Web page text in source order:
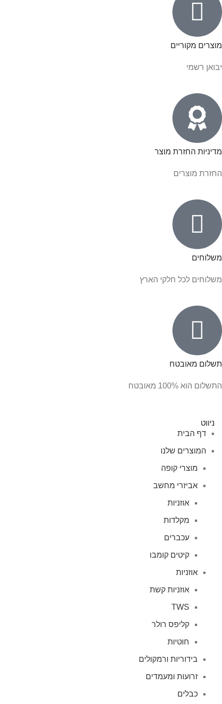
מוצרים מקוריים
יבואן רשמי
מדיניות החזרת מוצר
החזרת מוצרים
משלוחים
משלוחים לכל חלקי הארץ
תשלום מאובטח
התשלום הוא 100% מאובטח
ניווט
דף הבית
המוצרים שלנו
מוצרי קופה
אביזרי מחשב
אוזניות
מקלדות
עכברים
קיטים קומבו
אוזניות
אוזניות קשת
TWS
קליפס רולר
חוטיות
בידוריות ורמקולים
זרועות ומעמדים
כבלים